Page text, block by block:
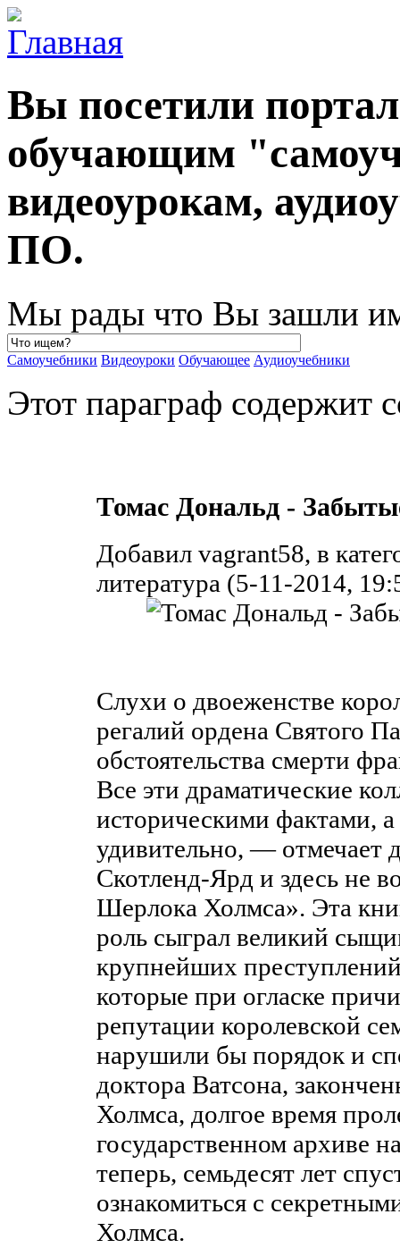
Вы посетили
обучающим
видеоурокам,
ПО.
Мы рады что Вы зашли
Самоучебники Видеоуроки Обучающее Аудиоучебники
Этот параграф содержит
Томас Дональд -
Добавил vagrant58, в
литература (5-11-2014,
Слухи о двоеженстве
регалий ордена Святого
обстоятельства смерти
Все эти драматические
историческими фактами,
удивительно, — отмечает
Скотленд-Ярд и здесь не
Шерлока Холмса». Эта
роль сыграл великий
крупнейших
которые при огласке
репутации королевской
нарушили бы порядок и
доктора Ватсона,
Холмса, долгое время
государственном архиве
теперь, семьдесят лет
ознакомиться с
Холмса.